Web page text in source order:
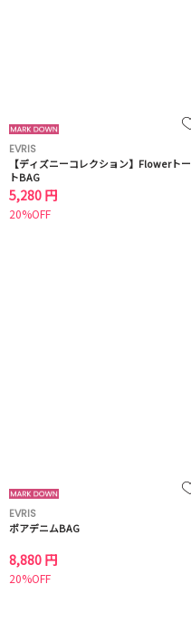
EVRIS
【ディズニーコレクション】Flowerトー
トBAG
5,280 円
20%OFF
EVRIS
ボアデニムBAG
8,880 円
20%OFF